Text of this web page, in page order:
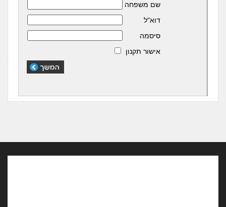
שם משפחה
דוא"ל
סיסמה
אישור תקנון